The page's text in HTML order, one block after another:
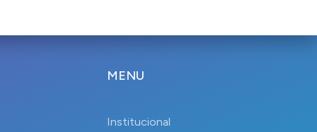
MENU
Institucional